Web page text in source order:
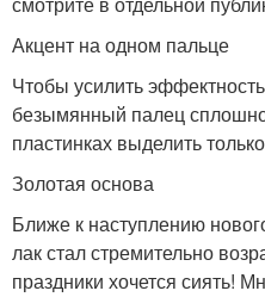
Акцент на одном пальце
Чтобы усилить
безымянный палец
пластинках выделить
Золотая основа
Ближе к наступлению
лак стал стремительно
праздники хочется сиять!